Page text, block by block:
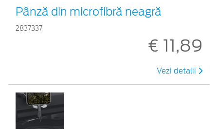
Pânză din microfibră neagră
2837337
€ 11,89
Vezi detalii